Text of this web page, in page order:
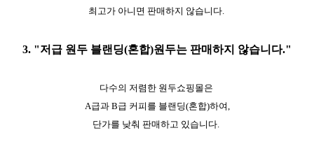
최고가 아니면 판매하지 않습니다.
3. "저급 원두 블랜딩(혼합)원두는 판매하지 않습니다."
다수의 저렴한 원두쇼핑몰은
A급과 B급 커피를 블랜딩(혼합)하여,
단가를 낮춰 판매하고 있습니다.